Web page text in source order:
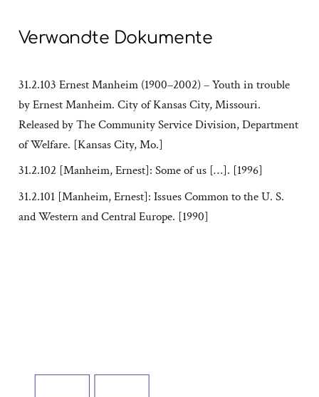
Verwandte Dokumente
31.2.103 Ernest Manheim (1900–2002) – Youth in trouble
by Ernest Manheim. City of Kansas City, Missouri.
Released by The Community Service Division, Department
of Welfare. [Kansas City, Mo.]
31.2.102 [Manheim, Ernest]: Some of us […]. [1996]
31.2.101 [Manheim, Ernest]: Issues Common to the U. S.
and Western and Central Europe. [1990]